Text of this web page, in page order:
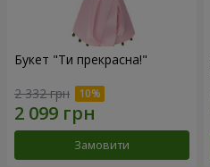
Букет "Ти прекрасна!"
2 332 грн
Замовити